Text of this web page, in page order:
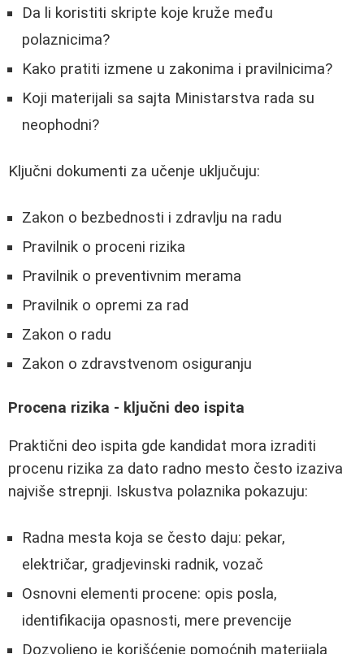
Da li koristiti skripte koje kruže među
polaznicima?
Kako pratiti izmene u zakonima i pravilnicima?
Koji materijali sa sajta Ministarstva rada su
neophodni?
Ključni dokumenti za učenje uključuju:
Zakon o bezbednosti i zdravlju na radu
Pravilnik o proceni rizika
Pravilnik o preventivnim merama
Pravilnik o opremi za rad
Zakon o radu
Zakon o zdravstvenom osiguranju
Procena rizika - ključni deo ispita
Praktični deo ispita gde kandidat mora izraditi
procenu rizika za dato radno mesto često izaziva
najviše strepnji. Iskustva polaznika pokazuju:
Radna mesta koja se često daju: pekar,
električar, gradjevinski radnik, vozač
Osnovni elementi procene: opis posla,
identifikacija opasnosti, mere prevencije
Dozvoljeno je korišćenje pomoćnih materijala